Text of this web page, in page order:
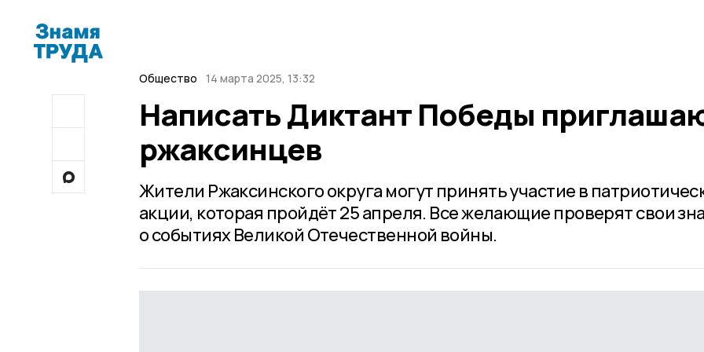
Общество 14 марта 2025, 13:32
Написать Диктант Победы
ржаксинцев
Жители Ржаксинского округа могут принять участие в
акции, которая пройдёт 25 апреля. Все желающие проверят свои
о событиях Великой Отечественной войны.